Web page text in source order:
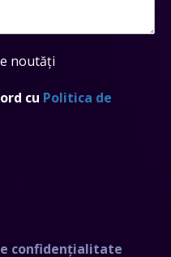
noutăți
cu Politica de
confidențialitate